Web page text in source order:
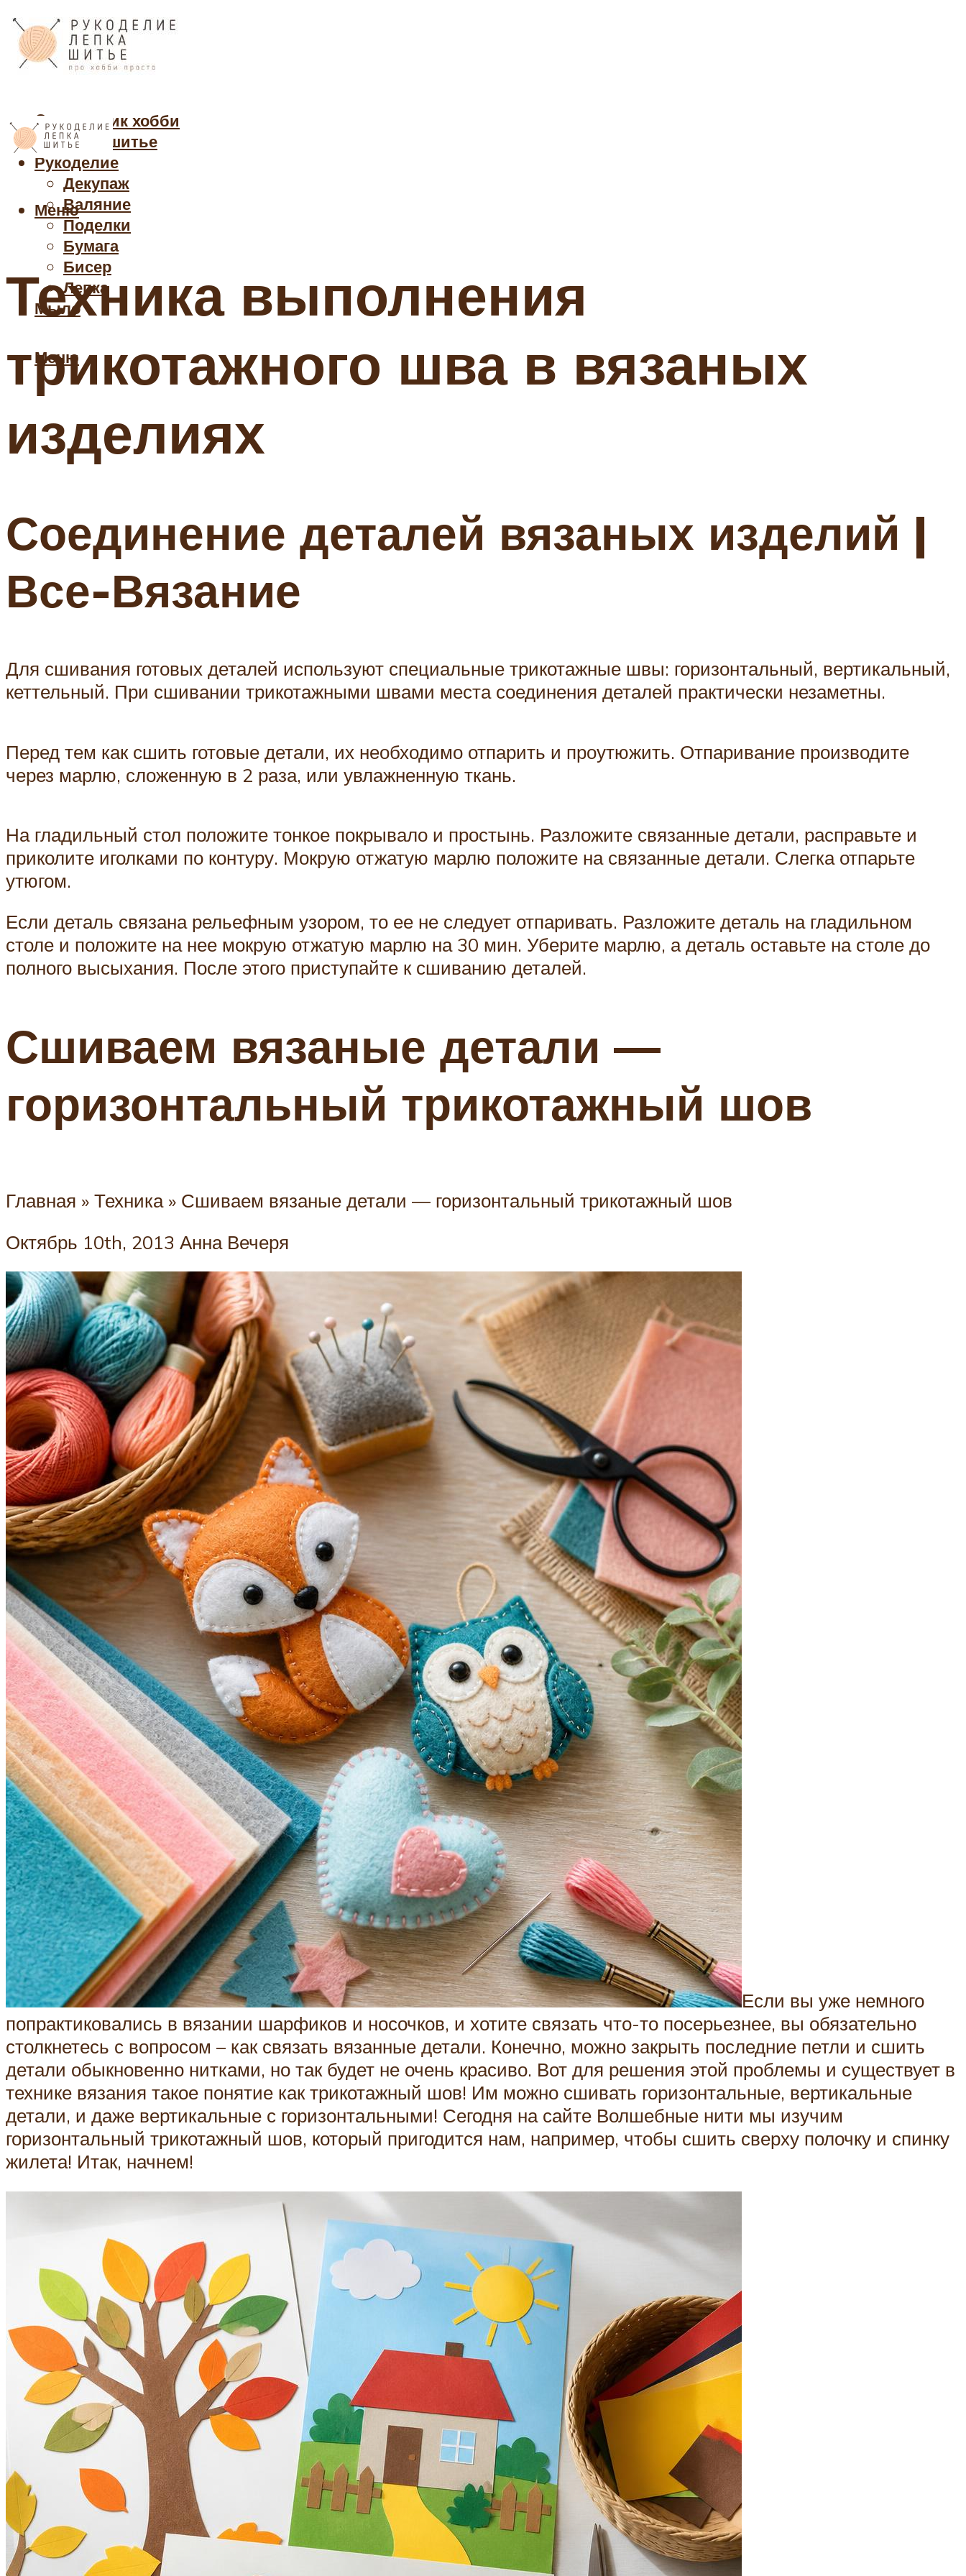
Cправочник хобби
Кройка и шитье
Рукоделие
Декупаж
Валяние
Поделки
Бумага
Бисер
Лепка
Мыло
Меню
Меню
Техника выполнения
трикотажного шва в вязаных
изделиях
Соединение деталей вязаных изделий |
Все-Вязание
Для сшивания готовых деталей используют специальные трикотажные швы: горизонтальный, вертикальный,
кеттельный. При сшивании трикотажными швами места соединения деталей практически незаметны.
Перед тем как сшить готовые детали, их необходимо отпарить и проутюжить. Отпаривание производите
через марлю, сложенную в 2 раза, или увлажненную ткань.
На гладильный стол положите тонкое покрывало и простынь. Разложите связанные детали, расправьте и
приколите иголками по контуру. Мокрую отжатую марлю положите на связанные детали. Слегка отпарьте
утюгом.
Если деталь связана рельефным узором, то ее не следует отпаривать. Разложите деталь на гладильном
столе и положите на нее мокрую отжатую марлю на 30 мин. Уберите марлю, а деталь оставьте на столе до
полного высыхания. После этого приступайте к сшиванию деталей.
Сшиваем вязаные детали —
горизонтальный трикотажный шов
Главная » Техника » Сшиваем вязаные детали — горизонтальный трикотажный шов
Октябрь 10th, 2013 Анна Вечеря
Если вы уже немного
попрактиковались в вязании шарфиков и носочков, и хотите связать что-то посерьезнее, вы обязательно
столкнетесь с вопросом – как связать вязанные детали. Конечно, можно закрыть последние петли и сшить
детали обыкновенно нитками, но так будет не очень красиво. Вот для решения этой проблемы и существует в
технике вязания такое понятие как трикотажный шов! Им можно сшивать горизонтальные, вертикальные
детали, и даже вертикальные с горизонтальными! Сегодня на сайте Волшебные нити мы изучим
горизонтальный трикотажный шов, который пригодится нам, например, чтобы сшить сверху полочку и спинку
жилета! Итак, начнем!